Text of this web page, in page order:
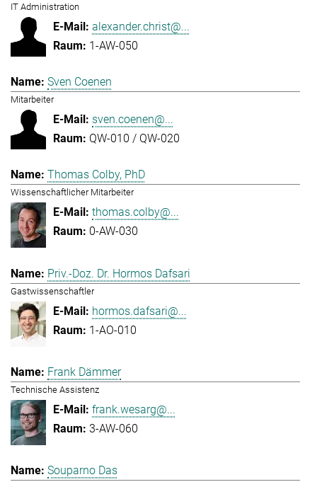
IT Administration
alexander.christ@...
1-AW-050
Sven Coenen
Mitarbeiter
sven.coenen@...
QW-010 / QW-020
Thomas Colby, PhD
Wissenschaftlicher Mitarbeiter
thomas.colby@...
0-AW-030
Priv.-Doz. Dr. Hormos Dafsari
Gastwissenschaftler
hormos.dafsari@...
1-AO-010
Frank Dämmer
Technische Assistenz
frank.wesarg@...
3-AW-060
Souparno Das